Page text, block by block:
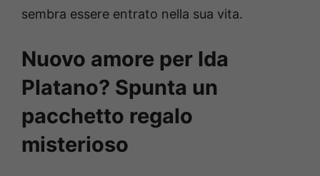
sembra essere entrato nella sua vita.
Nuovo amore per Ida
Platano? Spunta un
pacchetto regalo
misterioso